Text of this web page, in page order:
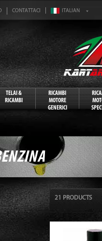
CONTATTACI
TELAI &
RICAMBI
RICAMBI
MOTORE
GENERICI
21 PRODUCTS